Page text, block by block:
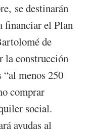
se destinarán
financiar el Plan
de
la construcción
menos 250
comprar
social.
ayudas al